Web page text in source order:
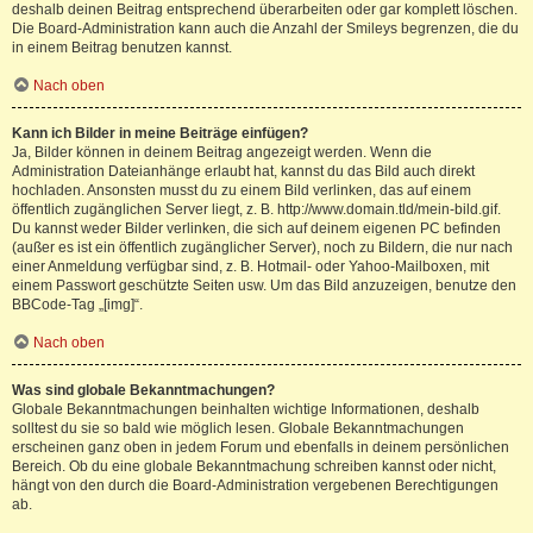
deshalb deinen Beitrag entsprechend überarbeiten oder gar komplett löschen.
Die Board-Administration kann auch die Anzahl der Smileys begrenzen, die du
in einem Beitrag benutzen kannst.
Nach oben
Kann ich Bilder in meine Beiträge einfügen?
Ja, Bilder können in deinem Beitrag angezeigt werden. Wenn die
Administration Dateianhänge erlaubt hat, kannst du das Bild auch direkt
hochladen. Ansonsten musst du zu einem Bild verlinken, das auf einem
öffentlich zugänglichen Server liegt, z. B. http://www.domain.tld/mein-bild.gif.
Du kannst weder Bilder verlinken, die sich auf deinem eigenen PC befinden
(außer es ist ein öffentlich zugänglicher Server), noch zu Bildern, die nur nach
einer Anmeldung verfügbar sind, z. B. Hotmail- oder Yahoo-Mailboxen, mit
einem Passwort geschützte Seiten usw. Um das Bild anzuzeigen, benutze den
BBCode-Tag „[img]“.
Nach oben
Was sind globale Bekanntmachungen?
Globale Bekanntmachungen beinhalten wichtige Informationen, deshalb
solltest du sie so bald wie möglich lesen. Globale Bekanntmachungen
erscheinen ganz oben in jedem Forum und ebenfalls in deinem persönlichen
Bereich. Ob du eine globale Bekanntmachung schreiben kannst oder nicht,
hängt von den durch die Board-Administration vergebenen Berechtigungen
ab.